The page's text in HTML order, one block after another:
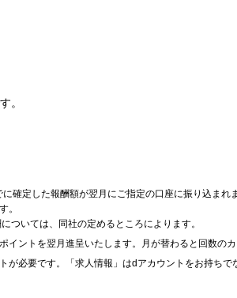
。
確定した報酬額が翌月にご指定の口座に振り込まれ
。
ついては、同社の定めるところによります。
イントを翌月進呈いたします。月が替わると回数のカ
が必要です。「求人情報」はdアカウントをお持ち